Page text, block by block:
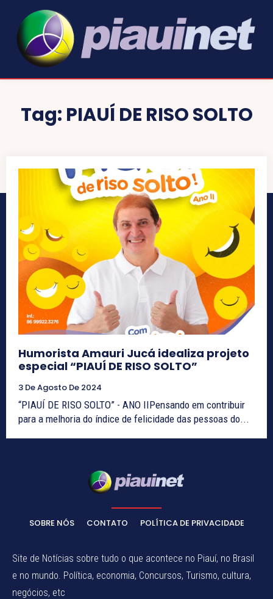
Tag: PIAUÍ DE RISO SOLTO
Humorista Amauri Jucá idealiza projeto
especial “PIAUÍ DE RISO SOLTO”
3 De Agosto De 2024
“PIAUÍ DE RISO SOLTO” - ANO IIPensando em contribuir
para a melhoria do índice de felicidade das pessoas do...
SOBRE NÓS CONTATO POLÍTICA DE PRIVACIDADE
Site de Notícias sobre tudo o que acontece no Piauí, no Brasil
e no mundo. Política, economia, Concursos, Turismo, cultura,
negócios, etc